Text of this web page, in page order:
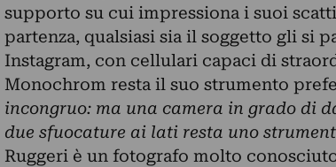
supporto su cui impressiona i suoi
partenza, qualsiasi sia il soggetto gli si
Instagram, con cellulari capaci di
Monochrom resta il suo strumento
incongruo: ma una camera in grado di
due sfuocature ai lati resta uno
Ruggeri è un fotografo molto